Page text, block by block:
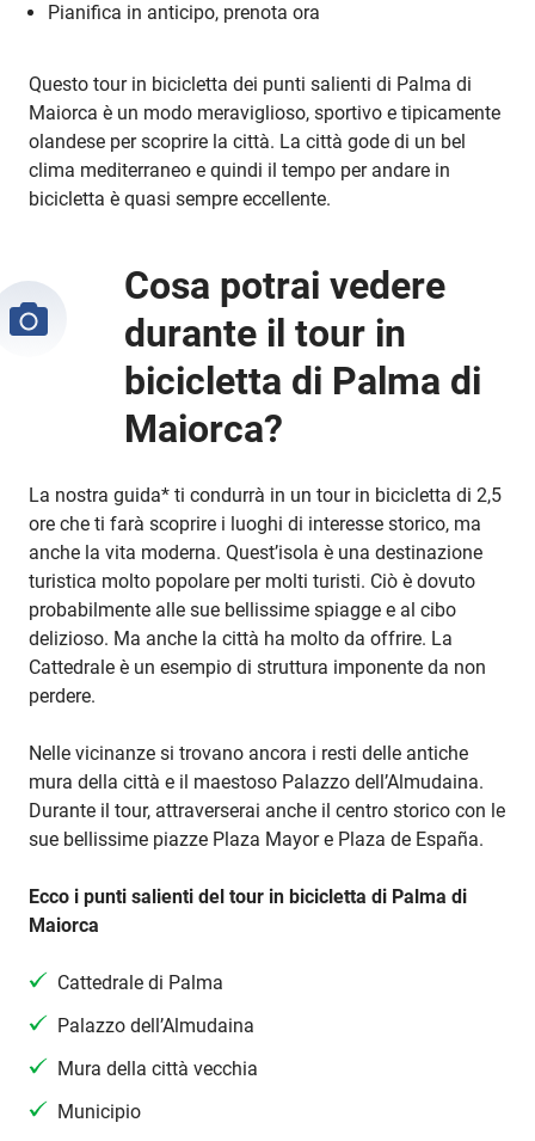
Pianifica in anticipo, prenota ora
Questo tour in bicicletta dei punti salienti di Palma di
Maiorca è un modo meraviglioso, sportivo e tipicamente
olandese per scoprire la città. La città gode di un bel
clima mediterraneo e quindi il tempo per andare in
bicicletta è quasi sempre eccellente.
Cosa potrai vedere
durante il tour in
bicicletta di Palma di
Maiorca?
La nostra guida* ti condurrà in un tour in bicicletta di 2,5
ore che ti farà scoprire i luoghi di interesse storico, ma
anche la vita moderna. Quest’isola è una destinazione
turistica molto popolare per molti turisti. Ciò è dovuto
probabilmente alle sue bellissime spiagge e al cibo
delizioso. Ma anche la città ha molto da offrire. La
Cattedrale è un esempio di struttura imponente da non
perdere.
Nelle vicinanze si trovano ancora i resti delle antiche
mura della città e il maestoso Palazzo dell’Almudaina.
Durante il tour, attraverserai anche il centro storico con le
sue bellissime piazze Plaza Mayor e Plaza de España.
Ecco i punti salienti del tour in bicicletta di Palma di
Maiorca
Cattedrale di Palma
Palazzo dell’Almudaina
Mura della città vecchia
Municipio